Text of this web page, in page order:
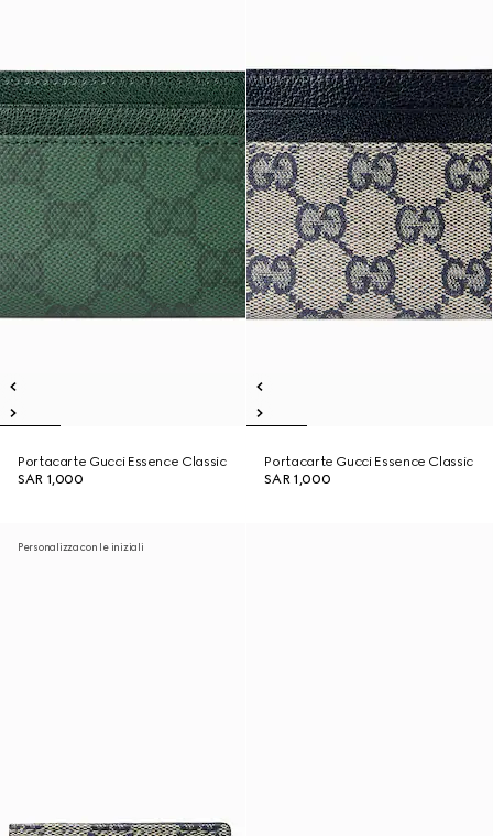
Portacarte Gucci Essence Classic
SAR 1,000
Portacarte Gucci Essence Classic
SAR 1,000
Personalizza con le iniziali